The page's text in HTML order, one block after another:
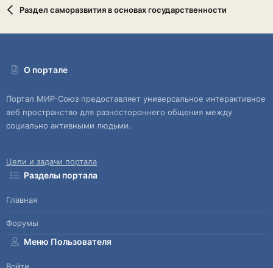
Раздел саморазвития в основах государственности
О портале
Портал МИР-Союз предоставляет универсальное интерактивное
веб пространство для разностороннего общения между
социально активными людьми.
Цели и задачи портала
Разделы портала
Главная
Форумы
Меню Пользователя
Войти